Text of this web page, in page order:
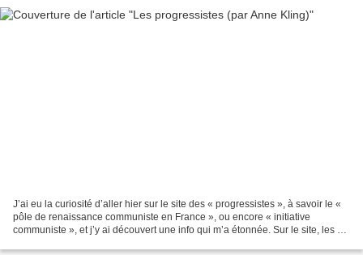
J’ai eu la curiosité d’aller hier sur le site des « progressistes », à savoir le «
pôle de renaissance communiste en France », ou encore « initiative
communiste », et j’y ai découvert une info qui m’a étonnée. Sur le site, les «